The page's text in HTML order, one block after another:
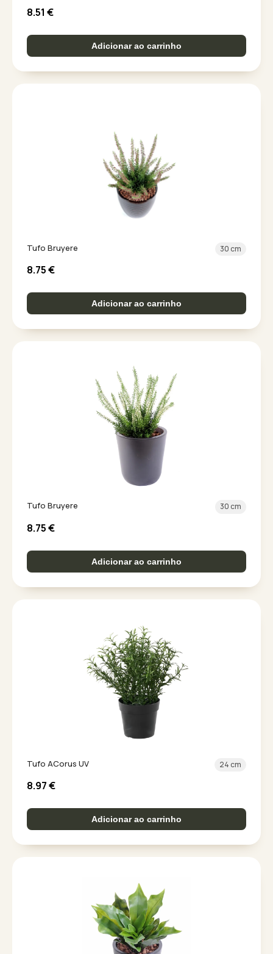
8.51 €
Adicionar ao carrinho
Tufo Bruyere 30 cm
8.75€
Adicionar ao carrinho
Tufo Bruyere 30 cm
8.75€
Adicionar ao carrinho
Tufo ACorus UV 24 cm
8.97€
Adicionar ao carrinho